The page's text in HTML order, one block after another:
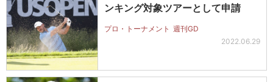
ンキング対象ツアーとして申請
プロ・トーナメント 週刊GD
2022.06.29